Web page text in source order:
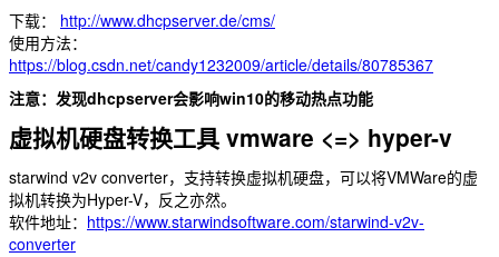
下载： http://www.dhcpserver.de/cms/
使用方法：
https://blog.csdn.net/candy1232009/article/details/80785367
注意：发现dhcpserver会影响win10的移动热点功能
虚拟机硬盘转换工具 vmware <=> hyper-v
starwind v2v converter，支持转换虚拟机硬盘，可以将VMWare的虚
拟机转换为Hyper-V，反之亦然。
软件地址： https://www.starwindsoftware.com/starwind-v2v-
converter